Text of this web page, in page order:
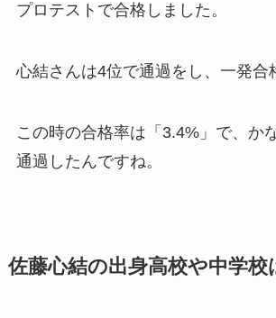
プロテストで合格しました。
心結さんは4位で通過をし、一発合
この時の合格率は「3.4%」で、か
通過したんですね。
佐藤心結の出身高校や中学校